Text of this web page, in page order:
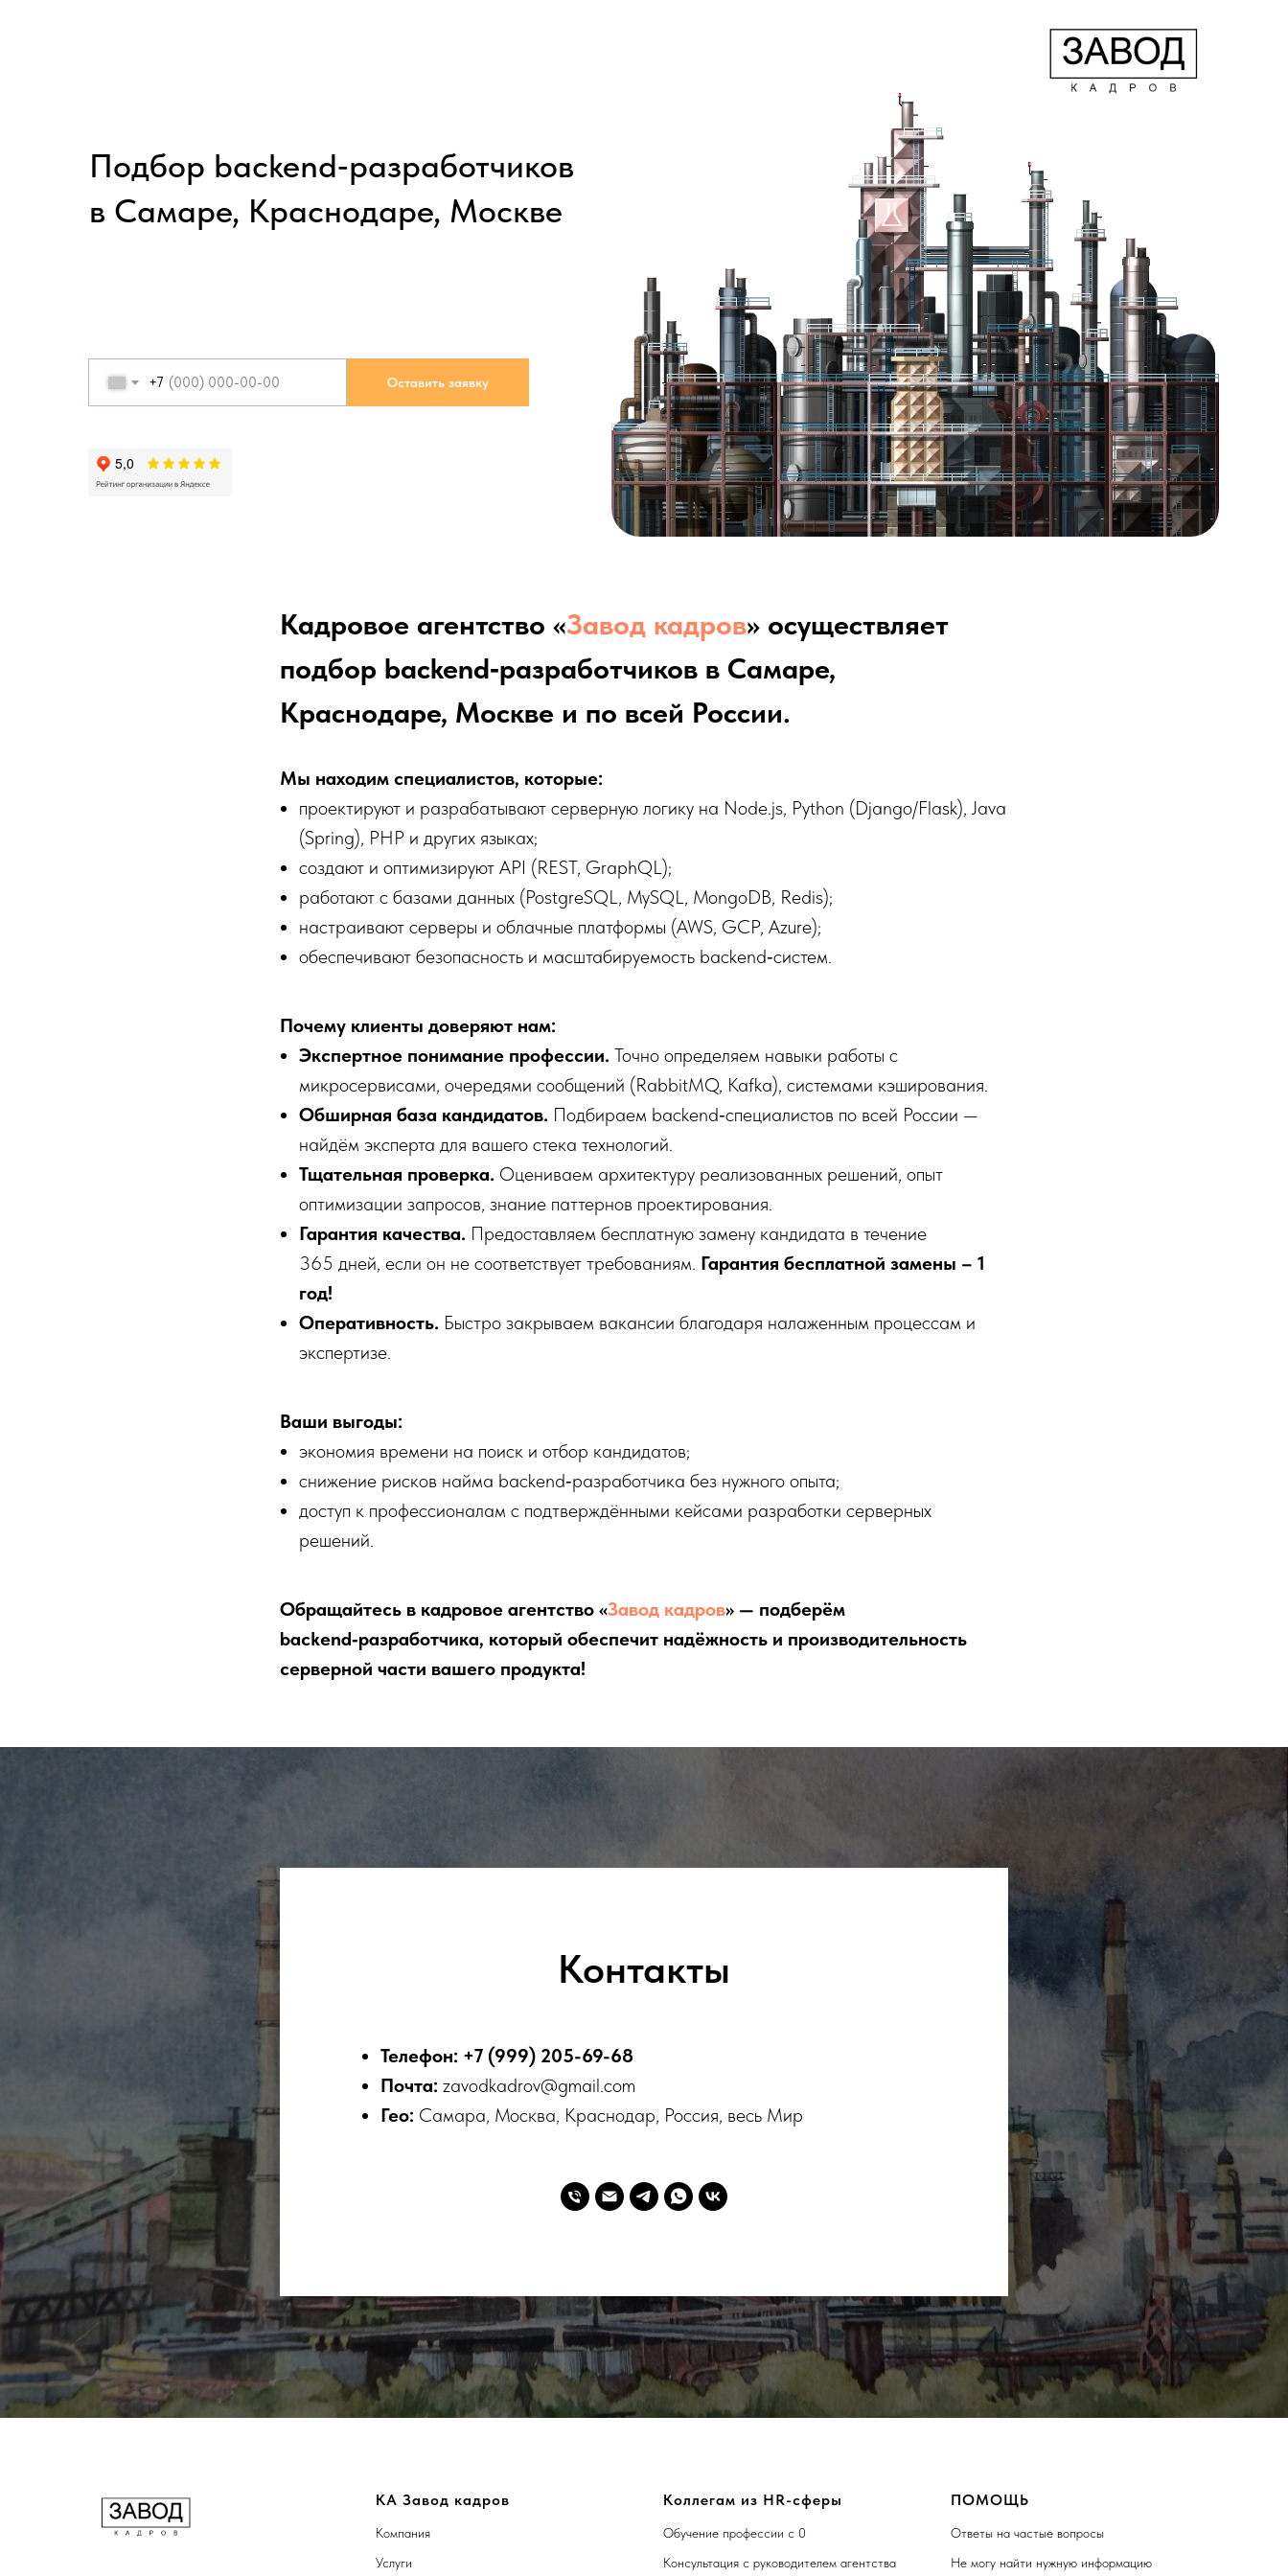
Подбор backend‑разработчиков
в Самаре, Краснодаре, Москве
+7 Оставить заявку
Кадровое агентство «Завод кадров» осуществляет
подбор backend‑разработчиков в Самаре,
Краснодаре, Москве и по всей России.
Мы находим специалистов, которые:
проектируют и разрабатывают серверную логику на Node.js, Python (Django/Flask), Java
(Spring), PHP и других языках;
создают и оптимизируют API (REST, GraphQL);
работают с базами данных (PostgreSQL, MySQL, MongoDB, Redis);
настраивают серверы и облачные платформы (AWS, GCP, Azure);
обеспечивают безопасность и масштабируемость backend‑систем.
Почему клиенты доверяют нам:
Экспертное понимание профессии. Точно определяем навыки работы с
микросервисами, очередями сообщений (RabbitMQ, Kafka), системами кэширования.
Обширная база кандидатов. Подбираем backend‑специалистов по всей России —
найдём эксперта для вашего стека технологий.
Тщательная проверка. Оцениваем архитектуру реализованных решений, опыт
оптимизации запросов, знание паттернов проектирования.
Гарантия качества. Предоставляем бесплатную замену кандидата в течение
365 дней, если он не соответствует требованиям. Гарантия бесплатной замены – 1
год!
Оперативность. Быстро закрываем вакансии благодаря налаженным процессам и
экспертизе.
Ваши выгоды:
экономия времени на поиск и отбор кандидатов;
снижение рисков найма backend‑разработчика без нужного опыта;
доступ к профессионалам с подтверждёнными кейсами разработки серверных
решений.
Обращайтесь в кадровое агентство «Завод кадров» — подберём
backend‑разработчика, который обеспечит надёжность и производительность
серверной части вашего продукта!
Контакты
Телефон: +7 (999) 205-69-68
Почта: zavodkadrov@gmail.com
Гео: Самара, Москва, Краснодар, Россия, весь Мир
КА Завод кадров
Компания
Услуги
Коллегам из HR-сферы
Обучение профессии с 0
Консультация с руководителем агентства
ПОМОЩЬ
Ответы на частые вопросы
Не могу найти нужную информацию